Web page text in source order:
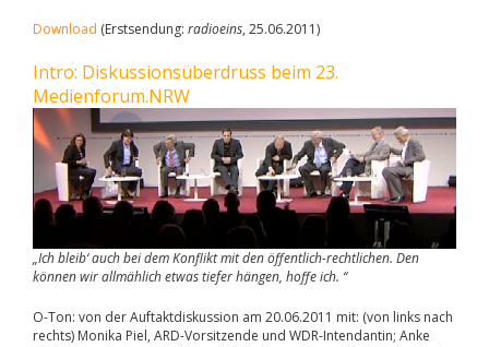
Download (Erstsendung: radioeins, 25.06.2011)
Intro: Diskussionsüberdruss beim 23.
Medienforum.NRW
„Ich bleib‘ auch bei dem Konflikt mit den öffentlich-rechtlichen. Den
können wir allmählich etwas tiefer hängen, hoffe ich. “
O-Ton: von der Auftaktdiskussion am 20.06.2011 mit: (von links nach
rechts) Monika Piel, ARD-Vorsitzende und WDR-Intendantin; Anke